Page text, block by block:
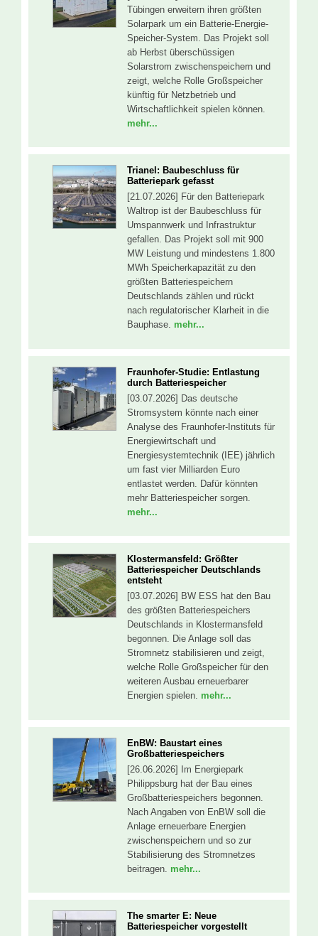
Tübingen erweitern ihren größten
Solarpark um ein Batterie-Energie-
Speicher-System. Das Projekt soll
ab Herbst überschüssigen
Solarstrom zwischenspeichern und
zeigt, welche Rolle Großspeicher
künftig für Netzbetrieb und
Wirtschaftlichkeit spielen können.
mehr...
Trianel: Baubeschluss für
Batteriepark gefasst
[21.07.2026] Für den Batteriepark
Waltrop ist der Baubeschluss für
Umspannwerk und Infrastruktur
gefallen. Das Projekt soll mit 900
MW Leistung und mindestens 1.800
MWh Speicherkapazität zu den
größten Batteriespeichern
Deutschlands zählen und rückt
nach regulatorischer Klarheit in die
Bauphase. mehr...
Fraunhofer-Studie: Entlastung
durch Batteriespeicher
[03.07.2026] Das deutsche
Stromsystem könnte nach einer
Analyse des Fraunhofer-Instituts für
Energiewirtschaft und
Energiesystemtechnik (IEE) jährlich
um fast vier Milliarden Euro
entlastet werden. Dafür könnten
mehr Batteriespeicher sorgen.
mehr...
Klostermansfeld: Größter
Batteriespeicher Deutschlands
entsteht
[03.07.2026] BW ESS hat den Bau
des größten Batteriespeichers
Deutschlands in Klostermansfeld
begonnen. Die Anlage soll das
Stromnetz stabilisieren und zeigt,
welche Rolle Großspeicher für den
weiteren Ausbau erneuerbarer
Energien spielen. mehr...
EnBW: Baustart eines
Großbatteriespeichers
[26.06.2026] Im Energiepark
Philippsburg hat der Bau eines
Großbatteriespeichers begonnen.
Nach Angaben von EnBW soll die
Anlage erneuerbare Energien
zwischenspeichern und so zur
Stabilisierung des Stromnetzes
beitragen. mehr...
The smarter E: Neue
Batteriespeicher vorgestellt